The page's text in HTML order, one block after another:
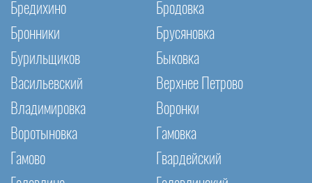
Бредихино
Бродовка
Бронники
Брусяновка
Бурильщиков
Быковка
Васильевский
Верхнее Петрово
Владимировка
Воронки
Воротыновка
Гамовка
Гамово
Гвардейский